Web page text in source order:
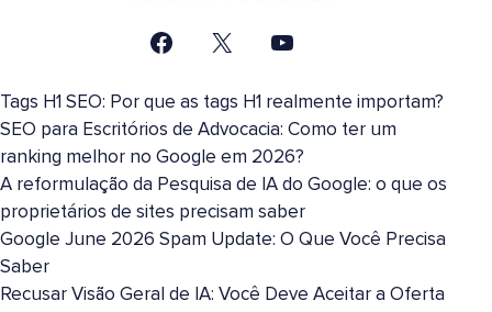
Tags H1 SEO: Por que as tags H1 realmente importam?
SEO para Escritórios de Advocacia: Como ter um
ranking melhor no Google em 2026?
A reformulação da Pesquisa de IA do Google: o que os
proprietários de sites precisam saber
Google June 2026 Spam Update: O Que Você Precisa
Saber
Recusar Visão Geral de IA: Você Deve Aceitar a Oferta